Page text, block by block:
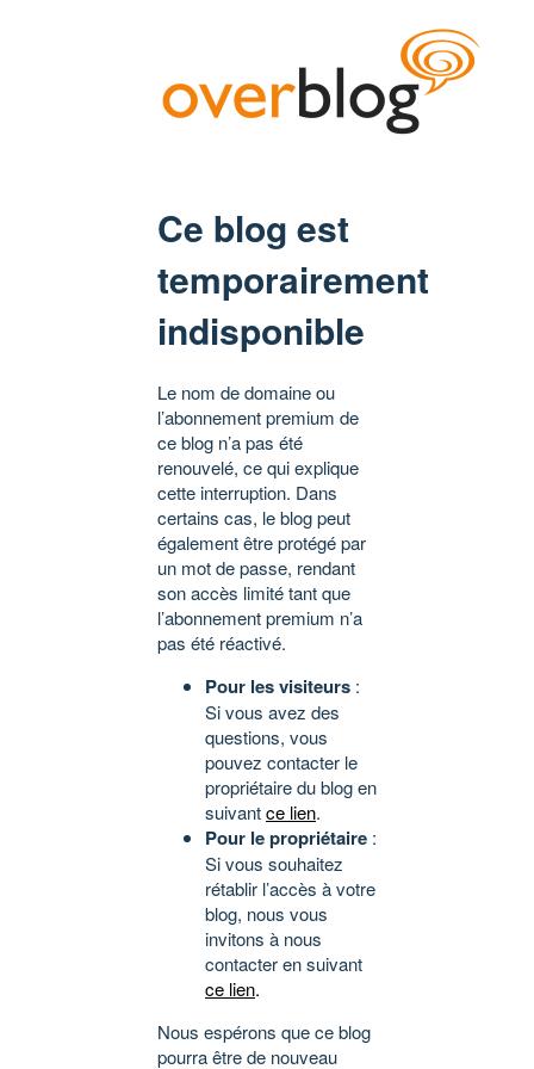
Ce blog est
temporairement
indisponible
Le nom de domaine ou
l’abonnement premium de
ce blog n’a pas été
renouvelé, ce qui explique
cette interruption. Dans
certains cas, le blog peut
également être protégé par
un mot de passe, rendant
son accès limité tant que
l’abonnement premium n’a
pas été réactivé.
Pour les visiteurs :
Si vous avez des
questions, vous
pouvez contacter le
propriétaire du blog en
suivantce lien.
Pour le propriétaire :
Si vous souhaitez
rétablir l’accès à votre
blog, nous vous
invitons à nous
contacter en suivant
ce lien.
Nous espérons que ce blog
pourra être de nouveau